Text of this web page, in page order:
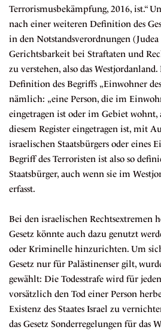
Terrorismusbekämpfung, 2016, ist.“
nach einer weiteren Definition des
in den Notstandsverordnungen
Gerichtsbarkeit bei Straftaten und
zu verstehen, also das
Definition des Begriffs „Einwohner
nämlich: „eine Person, die im
eingetragen ist oder im Gebiet
diesem Register eingetragen ist, mit
israelischen Staatsbürgers oder eines
Begriff des Terroristen ist also so
Staatsbürger, auch wenn sie im
erfasst.
Bei den israelischen Rechtsextremen
Gesetz könnte auch dazu genutzt
oder Kriminelle hinzurichten. Um
Gesetz nur für Palästinenser gilt,
gewählt: Die Todesstrafe wird für
vorsätzlich den Tod einer Person
Existenz des Staates Israel zu
das Gesetz Sonderregelungen für das